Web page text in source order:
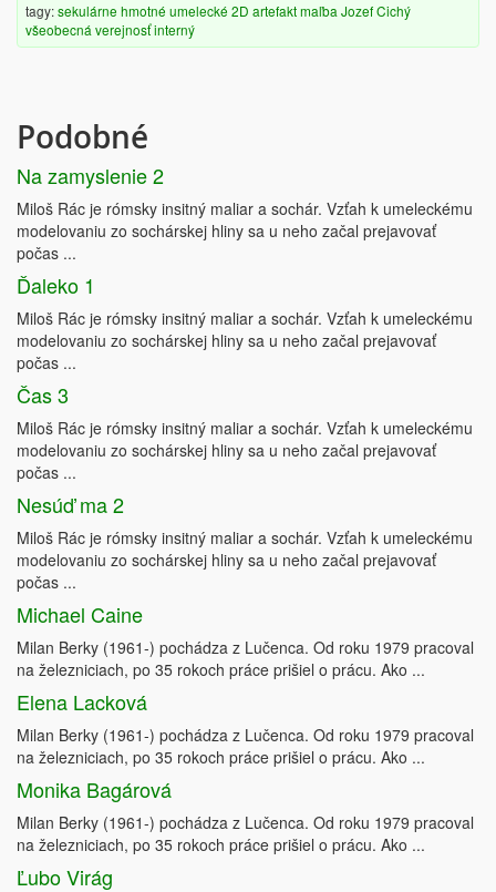
tagy:sekulárne hmotné umelecké 2D artefaktmaľba Jozef Cichý
všeobecná verejnosťinterný
Podobné
Na zamyslenie 2
Miloš Rác je rómsky insitný maliar a sochár. Vzťah k umeleckému
modelovaniu zo sochárskej hliny sa u neho začal prejavovať
počas ...
Ďaleko 1
Miloš Rác je rómsky insitný maliar a sochár. Vzťah k umeleckému
modelovaniu zo sochárskej hliny sa u neho začal prejavovať
počas ...
Čas 3
Miloš Rác je rómsky insitný maliar a sochár. Vzťah k umeleckému
modelovaniu zo sochárskej hliny sa u neho začal prejavovať
počas ...
Nesúď ma 2
Miloš Rác je rómsky insitný maliar a sochár. Vzťah k umeleckému
modelovaniu zo sochárskej hliny sa u neho začal prejavovať
počas ...
Michael Caine
Milan Berky (1961-) pochádza z Lučenca. Od roku 1979 pracoval
na železniciach, po 35 rokoch práce prišiel o prácu. Ako ...
Elena Lacková
Milan Berky (1961-) pochádza z Lučenca. Od roku 1979 pracoval
na železniciach, po 35 rokoch práce prišiel o prácu. Ako ...
Monika Bagárová
Milan Berky (1961-) pochádza z Lučenca. Od roku 1979 pracoval
na železniciach, po 35 rokoch práce prišiel o prácu. Ako ...
Ľubo Virág